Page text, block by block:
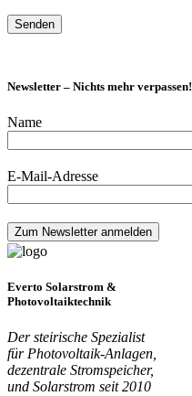
Newsletter – Nichts mehr verpassen!
Name
E-Mail-Adresse
Everto Solarstrom &
Photovoltaiktechnik
Der steirische Spezialist
für Photovoltaik-Anlagen,
dezentrale Stromspeicher,
und Solarstrom seit 2010